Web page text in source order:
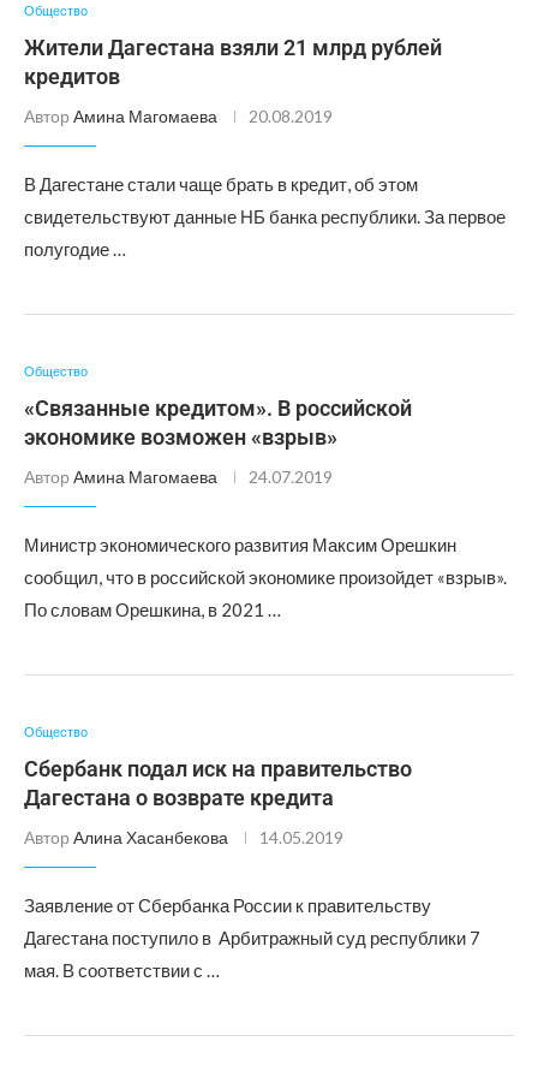
Общество
Жители Дагестана взяли 21 млрд рублей
кредитов
Автор Амина Магомаева 20.08.2019
В Дагестане стали чаще брать в кредит, об этом
свидетельствуют данные НБ банка республики. За первое
полугодие …
Общество
«Связанные кредитом». В российской
экономике возможен «взрыв»
Автор Амина Магомаева 24.07.2019
Министр экономического развития Максим Орешкин
сообщил, что в российской экономике произойдет «взрыв».
По словам Орешкина, в 2021 …
Общество
Сбербанк подал иск на правительство
Дагестана о возврате кредита
Автор Алина Хасанбекова 14.05.2019
Заявление от Сбербанка России к правительству
Дагестана поступило в Арбитражный суд республики 7
мая. В соответствии с …